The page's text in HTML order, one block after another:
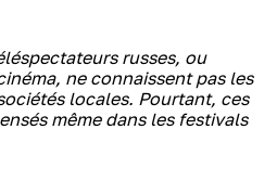
russes, ou
ne connaissent pas les
locales. Pourtant, ces
même dans les festivals